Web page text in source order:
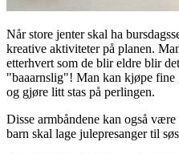
Når store jenter skal ha
kreative aktiviteter på planen.
etterhvert som de blir eldre blir
"baaarnslig"! Man kan kjøpe fine
og gjøre litt stas på perlingen.
Disse armbåndene kan også
barn skal lage julepresanger til